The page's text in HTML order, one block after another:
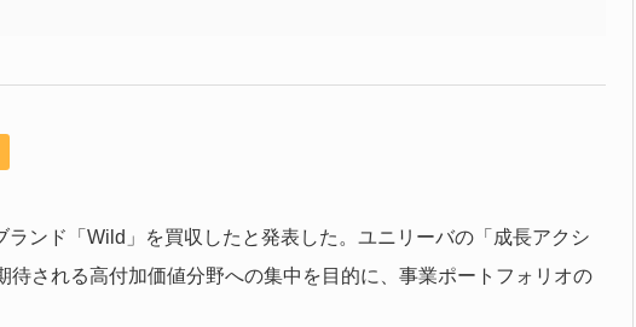
ンド「Wild」を買収したと発表した。ユニリーバの「成長アクシ
待される高付加価値分野への集中を目的に、事業ポートフォリオの